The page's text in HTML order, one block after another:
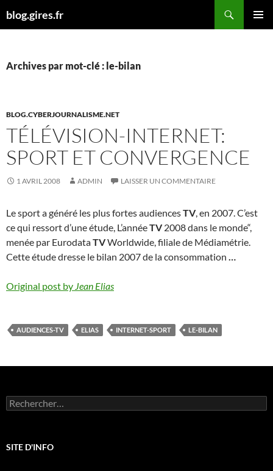
aublog.gires.fr
Archives par mot-clé : le-bilan
BLOG.CYBERJOURNALISME.NET
TÉLÉVISION-INTERNET:
SPORT ET CONVERGENCE
1 AVRIL 2008 ADMIN LAISSER UN COMMENTAIRE
Le sport a généré les plus fortes audiencesTV, en 2007. C’est
ce qui ressort d’une étude, L’annéeTV2008 dans le monde“,
menée par EurodataTVWorldwide, filiale de Médiamétrie.
Cette étude dresse le bilan 2007 de la consommation …
Original post by Jean Elias
AUDIENCES-TV ELIAS INTERNET-SPORT LE-BILAN
Rechercher :
SITE D'INFO